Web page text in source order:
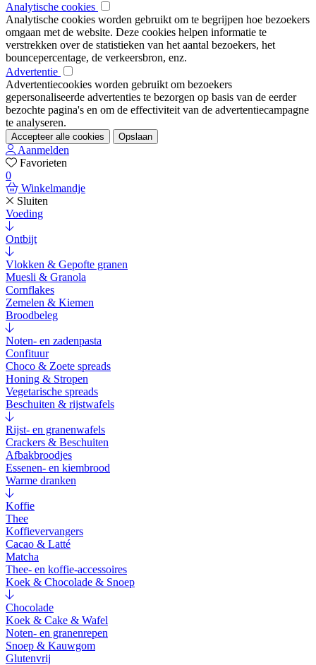
Analytische cookies
Analytische cookies worden gebruikt om te begrijpen hoe bezoekers
omgaan met de website. Deze cookies helpen informatie te
verstrekken over de statistieken van het aantal bezoekers, het
bouncepercentage, de verkeersbron, enz.
Advertentie
Advertentiecookies worden gebruikt om bezoekers
gepersonaliseerde advertenties te bezorgen op basis van de eerder
bezochte pagina's en om de effectiviteit van de advertentiecampagne
te analyseren.
Accepteer alle cookies Opslaan
Aanmelden
Favorieten
0
Winkelmandje
Sluiten
Voeding
Ontbijt
Vlokken & Gepofte granen
Muesli & Granola
Cornflakes
Zemelen & Kiemen
Broodbeleg
Noten- en zadenpasta
Confituur
Choco & Zoete spreads
Honing & Stropen
Vegetarische spreads
Beschuiten & rijstwafels
Rijst- en granenwafels
Crackers & Beschuiten
Afbakbroodjes
Essenen- en kiembrood
Warme dranken
Koffie
Thee
Koffievervangers
Cacao & Latté
Matcha
Thee- en koffie-accessoires
Koek & Chocolade & Snoep
Chocolade
Koek & Cake & Wafel
Noten- en granenrepen
Snoep & Kauwgom
Glutenvrij